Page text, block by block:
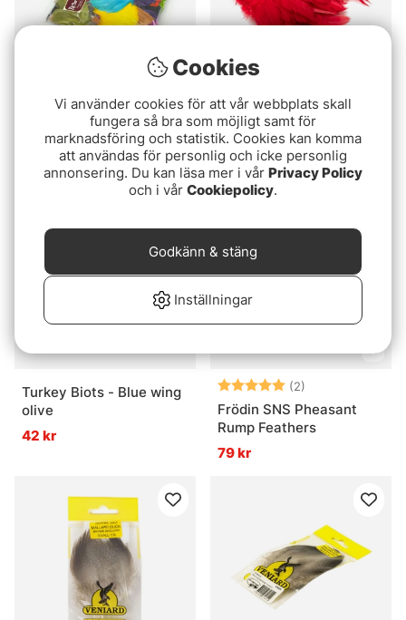
Whiting Tier's Variety
Pack
449 kr
Schlappen Short - Red
95 kr
Turkey Biots - Blue wing
olive
42 kr
Betyg: (2)
Frödin SNS Pheasant
Rump Feathers
79 kr
Cookies
Vi använder cookies för att vår webbplats skall
fungera så bra som möjligt samt för
marknadsföring och statistik. Cookies kan komma
att användas för personlig och icke personlig
annonsering. Du kan läsa mer i vår Privacy Policy
och i vår Cookiepolicy.
Inställningar
Godkänn & stäng